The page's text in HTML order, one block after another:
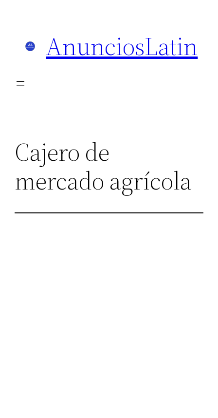
AnunciosLatin
Cajero de
mercado agrícola